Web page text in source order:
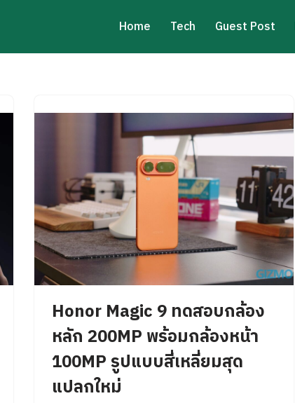
Home Tech Guest Post
Honor Magic 9 ทดสอบกล้อง
หลัก 200MP พร้อมกล้องหน้า
100MP รูปแบบสี่เหลี่ยมสุด
แปลกใหม่